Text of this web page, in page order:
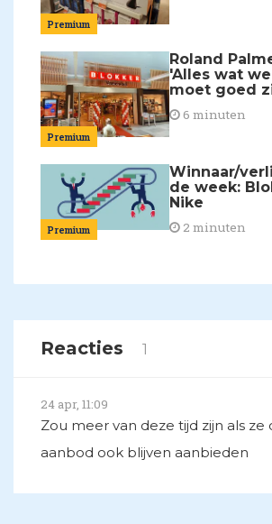
Premium
Premium
Roland
'Alles wat
moet goed
6 minuten
Premium
Winnaar/
de week:
Nike
2 minuten
Reacties 1
24 apr, 11:09
Zou meer van deze tijd zijn als ze
aanbod ook blijven aanbieden